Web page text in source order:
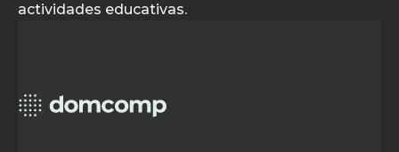
actividades educativas.